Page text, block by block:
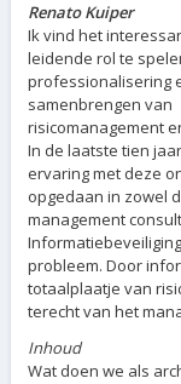
Renato Kuiper
Ik vind het
leidende rol te
professionalisering
samenbrengen van
risicomanagement
In de laatste tien
ervaring met deze
opgedaan in zowel
management
probleem. Door
totaalplaatje van
terecht van het
Inhoud
Wat doen we als